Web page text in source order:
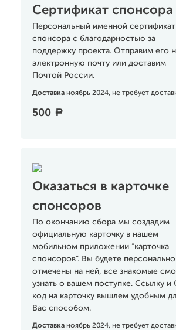
Сертификат спонсора
Персональный именной сертификат
спонсора с благодарностью за
поддержку проекта. Отправим его
электронную почту или доставим
Почтой России.
Доставка ноябрь 2024, не требует
500 a
Оказаться в карточке
спонсоров
По окончанию сбора мы создадим
официальную карточку в нашем
мобильном приложении “карточка
спонсоров”. Вы будете персонально
отмечены на ней, все знакомые
узнать о вашем поступке. Ссылку и
код на карточку вышлем удобным
Вас способом.
Доставка ноябрь 2024, не требует